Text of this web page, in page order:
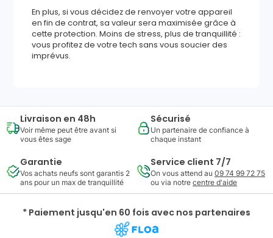
En plus, si vous décidez de renvoyer votre appareil
en fin de contrat, sa valeur sera maximisée grâce à
cette protection. Moins de stress, plus de tranquillité :
vous profitez de votre tech sans vous soucier des
imprévus.
Livraison en 48h
Voir même peut être avant si
vous êtes sage
Sécurisé
Un partenaire de confiance à
chaque instant
Garantie
Vos achats neufs sont garantis 2
ans pour un max de tranquillité
Service client 7/7
On vous attend au 09 74 99 72 75
ou via notre centre d'aide
* Paiement jusqu'en 60 fois avec nos partenaires